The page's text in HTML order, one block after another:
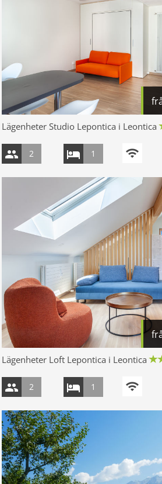
Lägenheter Studio Lepontica i Leontica
2 1
Lägenheter Loft Lepontica i Leontica
2 1